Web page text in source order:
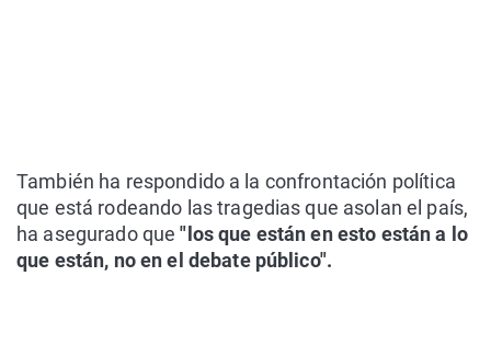
También ha respondido a la confrontación política
que está rodeando las tragedias que asolan el país,
ha asegurado que"los que están en esto están a lo
que están, no en el debate público".